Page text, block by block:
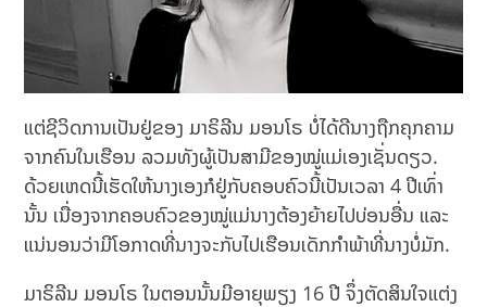
ແຕ່ຊີວິດການເປັນຢູ່ຂອງ ມາຣິລີນ ມອນໂຣ ບໍ່ໄດ້ດີນາງຖືກຄຸກຄາມ
ຈາກຄົນໃນເຮືອນ ລວມທັງຜູ້ເປັນສາມີຂອງໝູ່ແມ່ເອງເຊັ່ນດຽວ.
ດ້ວຍເຫດນີ້ເຮັດໃຫ້ນາງເອງກໍຢູ່ກັບຄອບຄົວນີ້ເປັນເວລາ 4 ​ປີເທົ່າ
ນັ້ນ ເນື່ອງຈາກຄອບຄົວຂອງໝູ່ແມ່ນາງຕ້ອງຍ້າຍໄປບ່ອນອື່ນ ແລະ
ແນ່ນອນວ່າມີໂອກາດທີ່ນາງຈະກັບໄປເຮືອນເດັກກຳພ້າທີ່ນາງບໍ່ມັກ.
ມາຣິລີນ ມອນໂຣ ໃນຕອນນັ້ນມີອາຍຸພຽງ 16 ປີ ຈຶ່ງຕັດສິນໃຈແຕ່ງ